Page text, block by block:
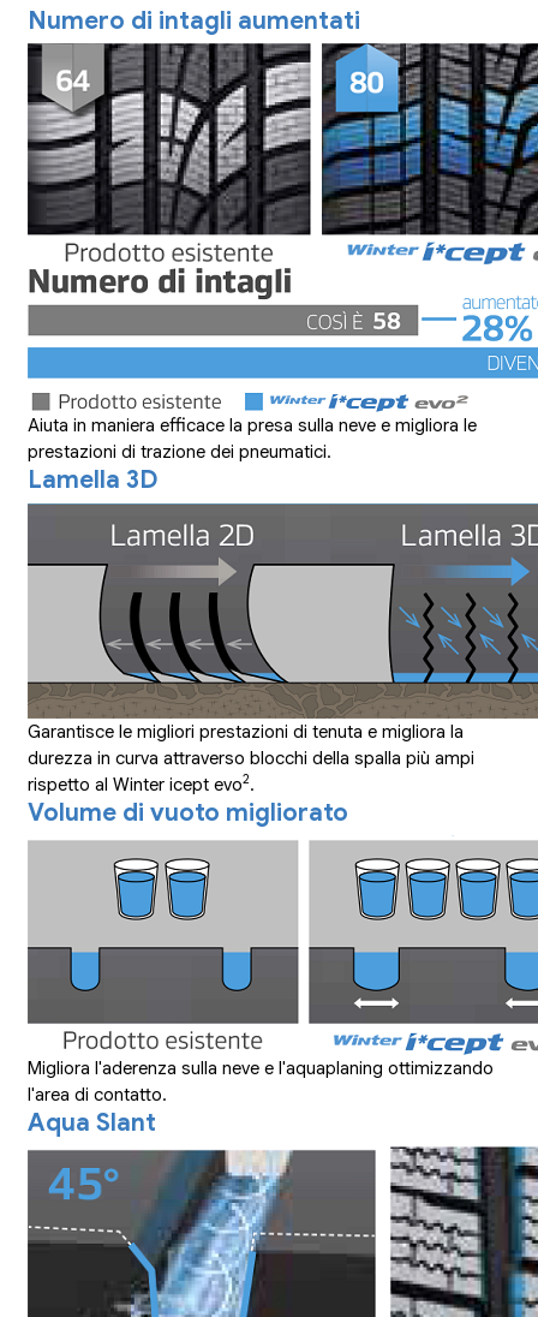
Numero di intagli aumentati
Aiuta in maniera efficace la presa sulla neve e migliora le
prestazioni di trazione dei pneumatici.
Lamella 3D
Garantisce le migliori prestazioni di tenuta e migliora la
durezza in curva attraverso blocchi della spalla più ampi
rispetto al Winter icept evo2.
Volume di vuoto migliorato
Migliora l'aderenza sulla neve e l'aquaplaning ottimizzando
l'area di contatto.
Aqua Slant